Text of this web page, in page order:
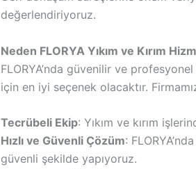
değerlendiriyoruz.
Neden FLORYA Yıkım ve Kırım
FLORYA’nda güvenilir ve
için en iyi seçenek olacaktır.
Tecrübeli Ekip: Yıkım ve kırım
Hızlı ve Güvenli Çözüm:
güvenli şekilde yapıyoruz.